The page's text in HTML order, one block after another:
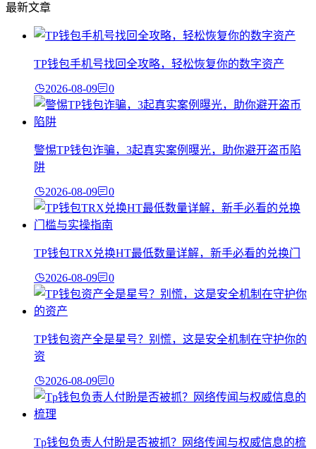
最新文章
TP钱包手机号找回全攻略，轻松恢复你的数字资产
2026-08-09 0
警惕TP钱包诈骗，3起真实案例曝光，助你避开盗币陷
阱
2026-08-09 0
TP钱包TRX兑换HT最低数量详解，新手必看的兑换门
2026-08-09 0
TP钱包资产全是星号？别慌，这是安全机制在守护你的
资
2026-08-09 0
Tp钱包负责人付盼是否被抓？网络传闻与权威信息的梳